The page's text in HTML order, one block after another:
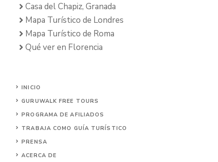
Casa del Chapiz, Granada
Mapa Turístico de Londres
Mapa Turístico de Roma
Qué ver en Florencia
INICIO
GURUWALK FREE TOURS
PROGRAMA DE AFILIADOS
TRABAJA COMO GUÍA TURÍSTICO
PRENSA
ACERCA DE